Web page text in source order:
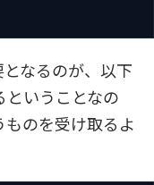
なるのが、以下
いうことなの
のを受け取るよ